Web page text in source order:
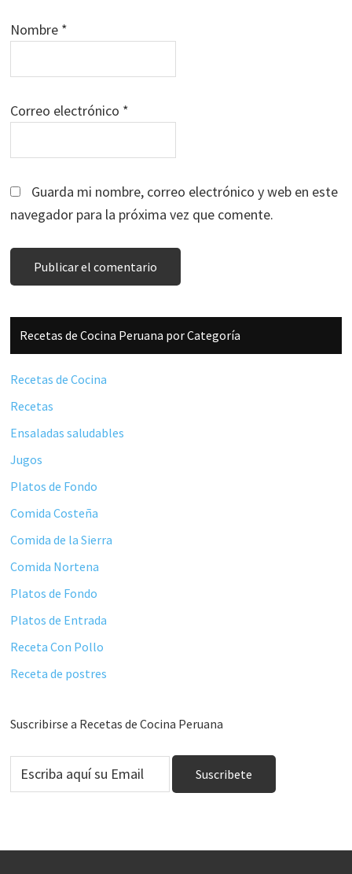
Nombre *
Correo electrónico *
Guarda mi nombre, correo electrónico y web en este
navegador para la próxima vez que comente.
Barra
lateral
principal
Recetas de Cocina Peruana por Categoría
Recetas de Cocina
Recetas
Ensaladas saludables
Jugos
Platos de Fondo
Comida Costeña
Comida de la Sierra
Comida Nortena
Platos de Fondo
Platos de Entrada
Receta Con Pollo
Receta de postres
Suscribirse a Recetas de Cocina Peruana